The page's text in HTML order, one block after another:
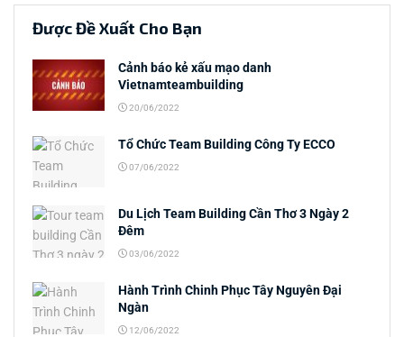
Được Đề Xuất Cho Bạn
Cảnh báo kẻ xấu mạo danh
Vietnamteambuilding
20/06/2022
Tổ Chức Team Building Công Ty ECCO
07/06/2022
Du Lịch Team Building Cần Thơ 3 Ngày 2
Đêm
03/06/2022
Hành Trình Chinh Phục Tây Nguyên Đại
Ngàn
12/06/2022